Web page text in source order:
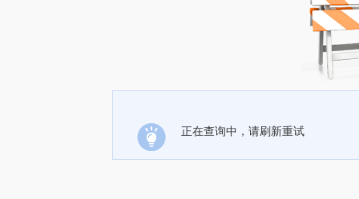
正在查询中，请刷新重试